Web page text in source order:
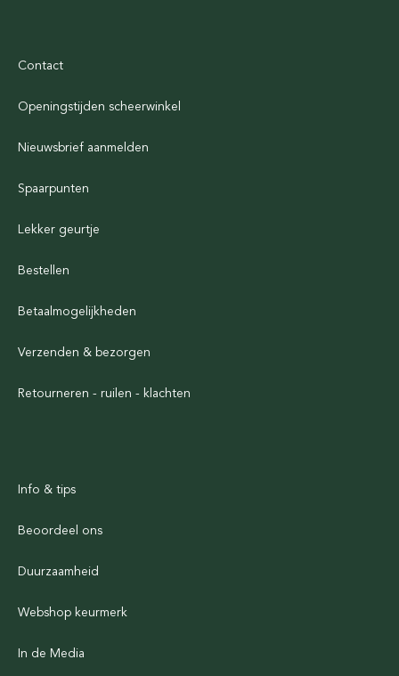
Contact
Openingstijden scheerwinkel
Nieuwsbrief aanmelden
Spaarpunten
Lekker geurtje
Bestellen
Betaalmogelijkheden
Verzenden & bezorgen
Retourneren - ruilen - klachten
Info & tips
Beoordeel ons
Duurzaamheid
Webshop keurmerk
In de Media